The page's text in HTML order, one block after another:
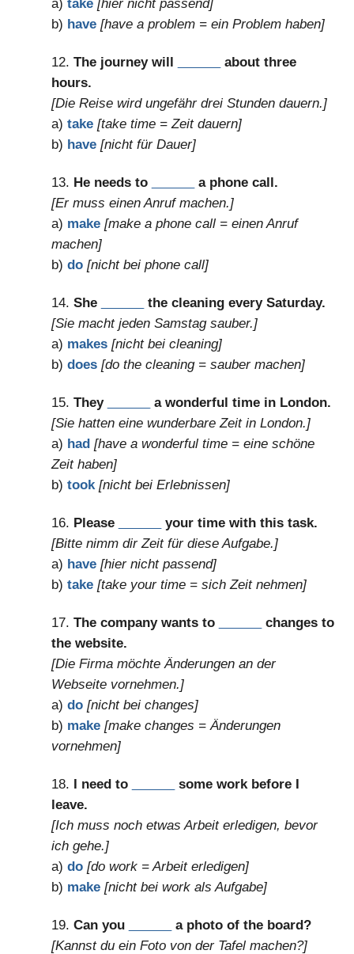
a) take [hier nicht passend]
b) have [have a problem = ein Problem haben]
12. The journey will
about three
hours.
[Die Reise wird ungefähr drei Stunden dauern.]
a) take [take time = Zeit dauern]
b) have [nicht für Dauer]
13. He needs to
a phone call.
[Er muss einen Anruf machen.]
a) make [make a phone call = einen Anruf
machen]
b) do [nicht bei phone call]
14. She
the cleaning every Saturday.
[Sie macht jeden Samstag sauber.]
a) makes [nicht bei cleaning]
b) does [do the cleaning = sauber machen]
15. They
a wonderful time in London.
[Sie hatten eine wunderbare Zeit in London.]
a) had [have a wonderful time = eine schöne
Zeit haben]
b) took [nicht bei Erlebnissen]
16. Please
your time with this task.
[Bitte nimm dir Zeit für diese Aufgabe.]
a) have [hier nicht passend]
b) take [take your time = sich Zeit nehmen]
17. The company wants to
changes to
the website.
[Die Firma möchte Änderungen an der
Webseite vornehmen.]
a) do [nicht bei changes]
b) make [make changes = Änderungen
vornehmen]
18. I need to
some work before I
leave.
[Ich muss noch etwas Arbeit erledigen, bevor
ich gehe.]
a) do [do work = Arbeit erledigen]
b) make [nicht bei work als Aufgabe]
19. Can you
a photo of the board?
[Kannst du ein Foto von der Tafel machen?]